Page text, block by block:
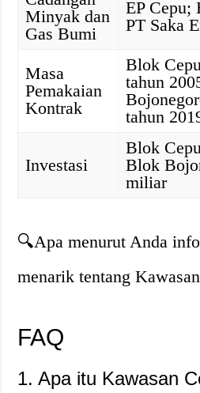
Minyak dan
Gas Bumi
EP Cepu;
PT Saka
Masa
Pemakaian
Kontrak
Blok
tahun
tahun
Investasi
Blok
Blok
miliar
🔍Apa menurut Anda
menarik tentang
FAQ
1. Apa itu Kawasan